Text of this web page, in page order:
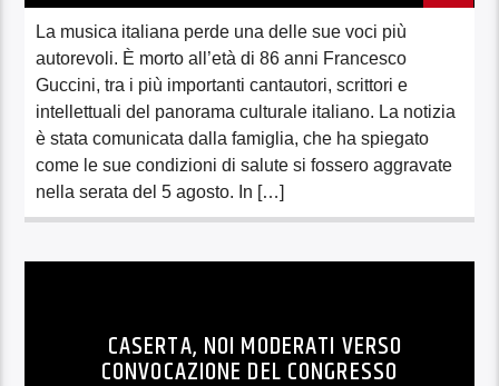
La musica italiana perde una delle sue voci più
autorevoli. È morto all’età di 86 anni Francesco
Guccini, tra i più importanti cantautori, scrittori e
intellettuali del panorama culturale italiano. La notizia
è stata comunicata dalla famiglia, che ha spiegato
come le sue condizioni di salute si fossero aggravate
nella serata del 5 agosto. In […]
CASERTA, NOI MODERATI VERSO
CONVOCAZIONE DEL CONGRESSO